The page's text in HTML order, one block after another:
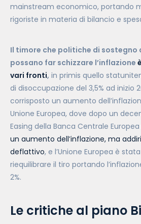
mainstream economico, portando
rigoriste in materia di bilancio e
Il timore che politiche di sostegno
possano far schizzare l’inflazione
vari fronti, in primis quello
di disoccupazione del 3,5% ad inizio
corrisposto un aumento
Unione Europea, dove dopo un
Easing della Banca Centrale Europea
un aumento dell’inflazione, ma
deflattivo, e l’Unione Europea è
riequilibrare il tiro portando
2%.
Le critiche al piano